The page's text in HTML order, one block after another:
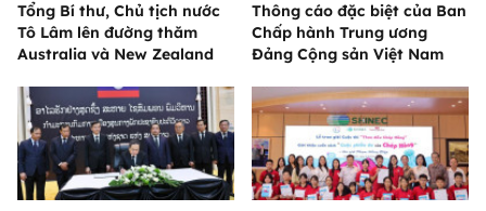
Tổng Bí thư, Chủ tịch nước
Tô Lâm lên đường thăm
Australia và New Zealand
Thông cáo đặc biệt của Ban
Chấp hành Trung ương
Đảng Cộng sản Việt Nam